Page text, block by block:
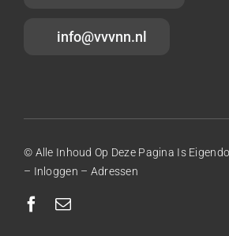
info@vvvnn.nl
© Alle Inhoud Op Deze Pagina Is
– Inloggen – Adressen